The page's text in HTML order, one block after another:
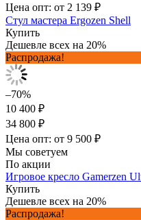
Цена опт: от 2 139 ₽
Стул мастера Ergozen Shell
Купить
Дешевле всех на 20%
Распродажа!
–70%
10 400 ₽
34 800 ₽
Цена опт: от 9 500 ₽
Мы советуем
По акции
Игровое кресло Gamerzen
Купить
Дешевле всех на 20%
Распродажа!